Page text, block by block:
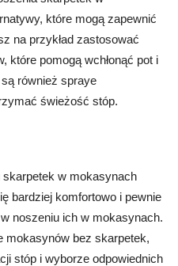
które mogą zapewnić
na przykład zastosować
które pomogą wchłonąć pot i
również spraye
świeżość stóp.
w mokasynach
bardziej komfortowo i pewnie
noszeniu ich w mokasynach.
mokasynów bez skarpetek,
stóp i wyborze odpowiednich